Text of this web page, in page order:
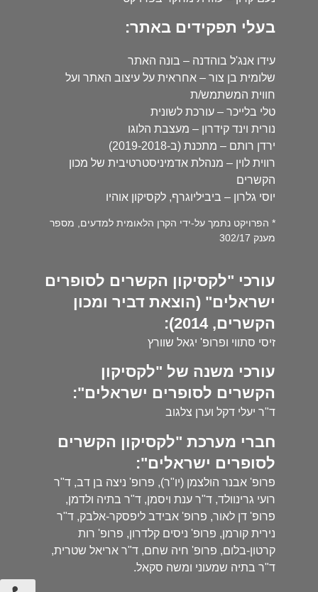
בעלי תפקידים באתר:
עידו אנג'ל בוהדנה – בונה האתר
שלומית בן צור – אחראית על עיצוב האתר ועל
חווית המשתמש/ת
טלי בלייכר – עורכת לשונית
נורית וינד קידרון – מעצבת הלוגו
ירדן רותם – מתכנת (ב-2019-2018)
רווית לוין – מנהלת אדמיניסטרטיבית של מכון
הקשרים
יוסי גלרון – ביביליוגרף, לקסיקון אוהיו
* הפרויקט נתמך על-ידי הקרן הלאומית למדעים, מספר
מענק 302/17
עורכי "לקסיקון הקשרים לסופרים
ישראלים" (הוצאת דביר ומכון
הקשרים, 2014):
זיסי סתווי ופרופ' יגאל שוורץ
עורכי משנה של "לקסיקון
הקשרים לסופרים ישראלים":
ד"ר יעלי דקל וערן צלגוב
חברי מערכת "לקסיקון הקשרים
לסופרים ישראלים":
פרופ' אבנר הולצמן (יו"ר), פרופ' ניצה בן דב, ד"ר
רועי גרינוולד, ד"ר ענת ויסמן, ד"ר בתיה ולדמן,
פרופ' דן לאור, פרופ' אבידב ליפסקר-אלבק, ד"ר
נירית קורמן, פרופ' ניסים קלדרון, פרופ' רות
קרטון-בלום, פרופ' חיה שחם, ד"ר אריאל שטרית,
ד"ר בתיה שמעוני ומשה סקאל.